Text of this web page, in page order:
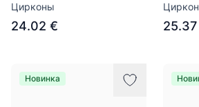
Цирконы
24.02 €
Новинка